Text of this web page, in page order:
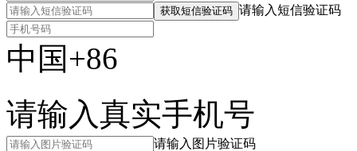
获取短信验证码 请输入短信验证码
中国+86
请输入真实手机号
请输入图片验证码